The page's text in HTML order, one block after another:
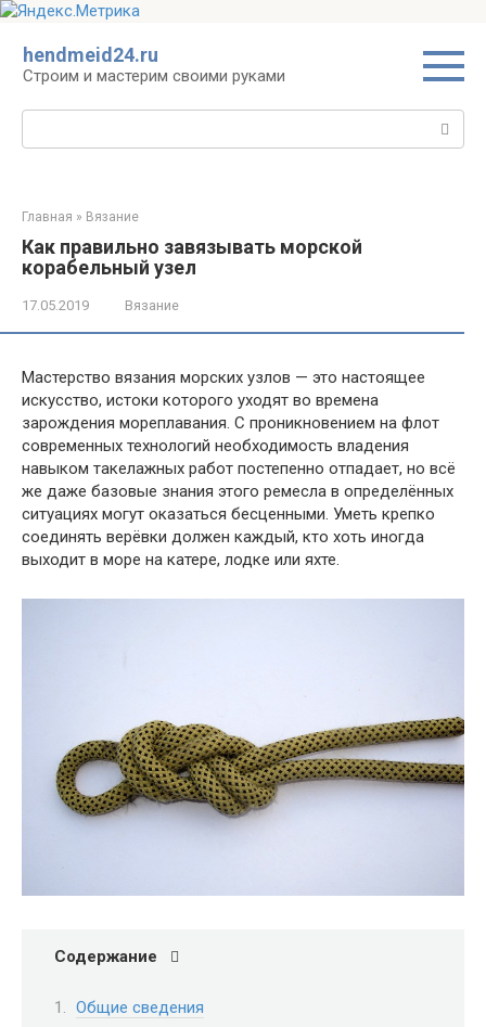
контенту
hendmeid24.ru
Строим и мастерим своими руками
Поиск:
Главная » Вязание
Как правильно завязывать морской
корабельный узел
17.05.2019 Вязание
Мастерство вязания морских узлов — это настоящее
искусство, истоки которого уходят во времена
зарождения мореплавания. С проникновением на флот
современных технологий необходимость владения
навыком такелажных работ постепенно отпадает, но всё
же даже базовые знания этого ремесла в определённых
ситуациях могут оказаться бесценными. Уметь крепко
соединять верёвки должен каждый, кто хоть иногда
выходит в море на катере, лодке или яхте.
Содержание
Общие сведения